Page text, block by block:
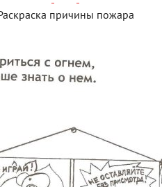
причины пожара